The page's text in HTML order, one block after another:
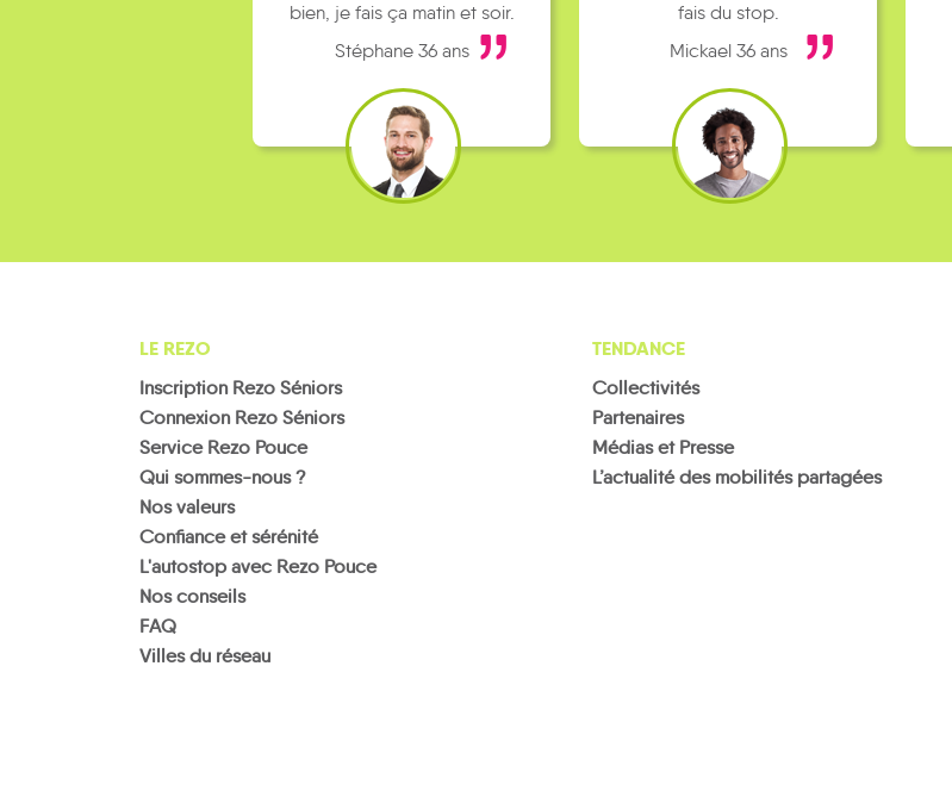
bien, je fais ça matin et soir.
Stéphane 36 ans
fais du stop.
Mickael 36 ans
LE REZO
Inscription Rezo Séniors
Connexion Rezo Séniors
Service Rezo Pouce
Qui sommes-nous ?
Nos valeurs
Confiance et sérénité
L'autostop avec Rezo Pouce
Nos conseils
FAQ
Villes du réseau
TENDANCE
Collectivités
Partenaires
Médias et Presse
L’actualité des mobilités partagées